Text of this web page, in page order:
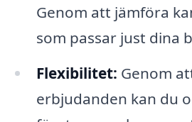
Genom att jämföra
som passar just dina
Flexibilitet: Genom
erbjudanden kan du